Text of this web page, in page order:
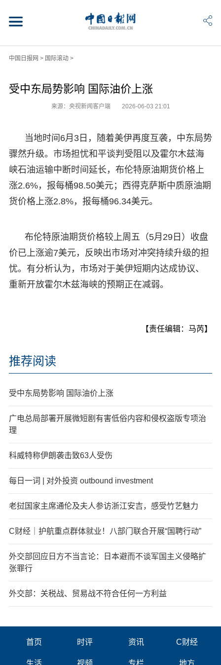
中国日报网 > 国际滚动>
受中东局势影响 国际油价上涨
来源：央视新闻客户端 2026-06-03 21:01
当地时间6月3日，随着美伊再度互袭，中东局势
骤然升级。市场担忧和平谈判受阻以及霍尔木兹海
峡石油运输中断时间延长，布伦特原油期货价格上
涨2.6%，报每桶98.50美元；西得克萨斯中质原油期
货价格上涨2.8%，报每桶96.34美元。
布伦特原油期货价格较上周五（5月29日）收盘
价已上涨逾7美元，反映出市场对冲突持续升级的担
忧。有分析认为，市场对于美伊短期内达成协议、
重新开放霍尔木兹海峡的预期正在减弱。
【责任编辑：马芮】
推荐阅读
受中东局势影响 国际油价上涨
广电总局部署开展微短剧有害低俗内容和侵权盗版专项治
理
科威特称伊朗袭击致63人受伤
每日一词 | 对外投资 outbound investment
老挝国家主席通伦及夫人参访浙江安吉，感受竹艺魅力
C财经｜护航重点群体就业！八部门联合开展“国聘行动”
外交部回应日方不当言论：日本避而不谈军国主义侵略扩
张罪行
外交部：关税战、贸易战不符合任何一方利益
首页 时评 资讯 C财经
生活 视频 专栏 地方